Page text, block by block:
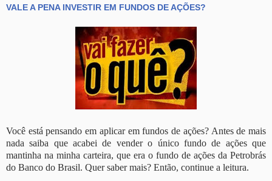
VALE A PENA INVESTIR EM FUNDOS DE AÇÕES?
Você está pensando em aplicar em fundos de ações? Antes de mais
nada saiba que acabei de vender o único fundo de ações que
mantinha na minha carteira, que era o fundo de ações da Petrobrás
do Banco do Brasil. Quer saber mais? Então, continue a leitura.